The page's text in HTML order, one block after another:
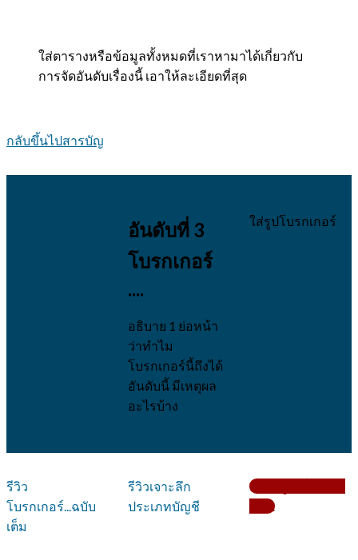
ใส่ตารางหรือข้อมูลทั้งหมดที่เราหามาได้เกี่ยวกับ
การจัดอันดับเรื่องนี้ เอาให้ละเอียดที่สุด
กลับขึ้นไปสารบัญ
อันดับที่ 3
โบรกเกอร์
....
อธิบาย 1 ย่อหน้า
ว่าทำไม
โบรกเกอร์นี้ถึงได้
อันดับนี้ มีเหตุผล
อะไรบ้าง
ใส่รูปโบรกเกอร์
รีวิว
โบรกเกอร์...ฉบับ
เต็ม
รีวิวเจาะลึก
ประเภทบัญชี
เปิดบัญชีเริ่มเทรด
กับ....